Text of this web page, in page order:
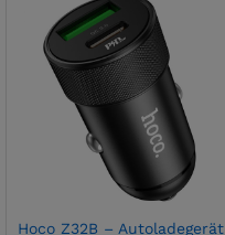
Hoco Z32B – Autoladegerät